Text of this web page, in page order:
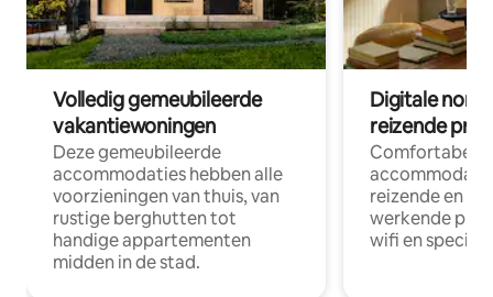
Volledig gemeubileerde
vakantiewoningen
Deze gemeubileerde
accommodaties hebben alle
voorzieningen van thuis, van
rustige berghutten tot
handige appartementen
midden in de stad.
Digitale
reizende
Comfortabele
reizende en
werkende
wifi en